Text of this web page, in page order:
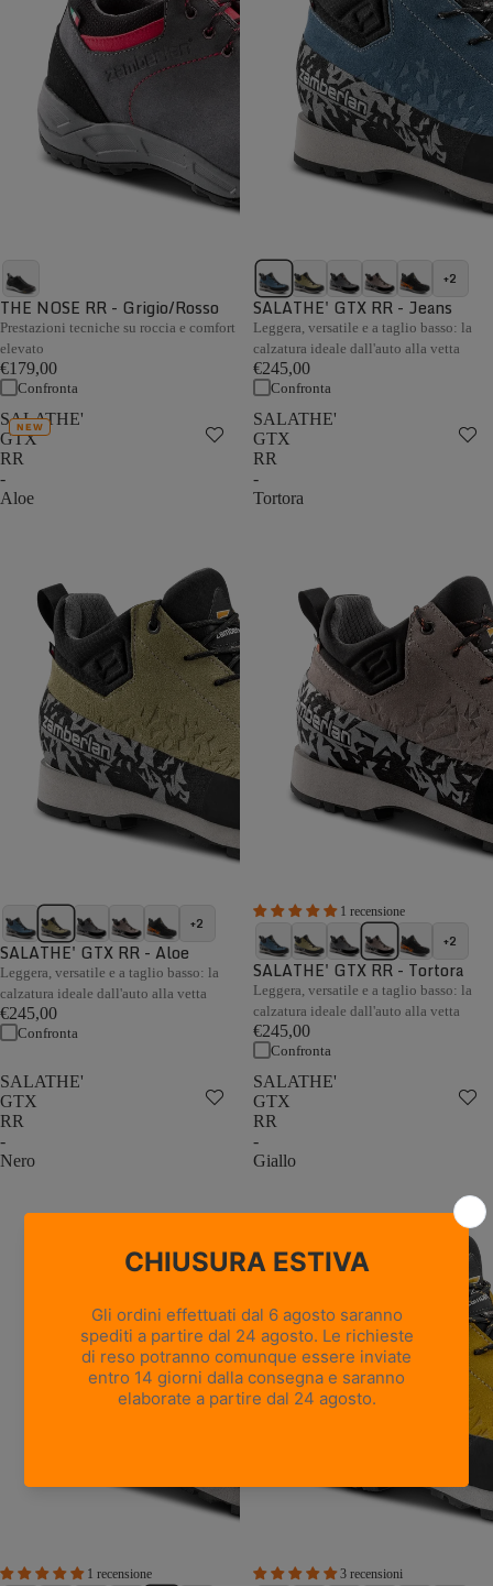
THE NOSE RR - Grigio/Rosso
Prestazioni tecniche su roccia e comfort
elevato
€179,00
Confronta
+2
SALATHE' GTX RR - Jeans
Leggera, versatile e a taglio basso: la
calzatura ideale dall'auto alla vetta
€245,00
Confronta
SALATHE'
GTX
RR
-
Aloe
NEW
+2
SALATHE' GTX RR - Aloe
Leggera, versatile e a taglio basso: la
calzatura ideale dall'auto alla vetta
€245,00
Confronta
SALATHE'
GTX
RR
-
Tortora
1 recensione
+2
SALATHE' GTX RR - Tortora
Leggera, versatile e a taglio basso: la
calzatura ideale dall'auto alla vetta
€245,00
Confronta
SALATHE'
GTX
RR
-
Nero
1 recensione
SALATHE'
GTX
RR
-
Giallo
3 recensioni